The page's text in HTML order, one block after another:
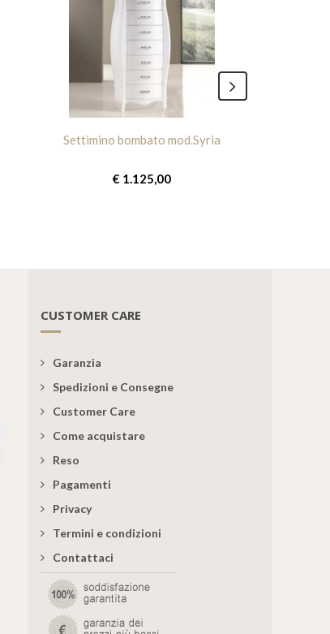
Settimino bombato mod.Syria
€ 1.125,00
CUSTOMER CARE
Garanzia
Spedizioni e Consegne
Customer Care
Come acquistare
Reso
Pagamenti
Privacy
Termini e condizioni
Contattaci